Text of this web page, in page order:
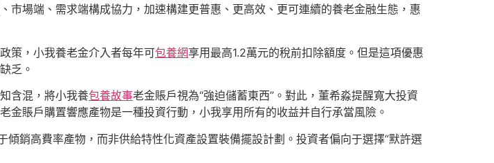
市場端、需求端構成協力，加速構建更普惠、更高效、更可連續的養老金融生態，惠
策，小我養老金介入者每年可包養網享用最高1.2萬元的稅前扣除額度。但是這項優惠
乏。
含混，將小我養包養故事老金賬戶視為“強迫儲蓄東西”。對此，董希淼提醒寬大投資
賬戶購置響應產物是一種投資行動，小我享用所有的收益并自行承當風險。
銷高費率產物，而非供給特性化資產設置裝備擺設計劃。投資者偏向于選擇“默許選